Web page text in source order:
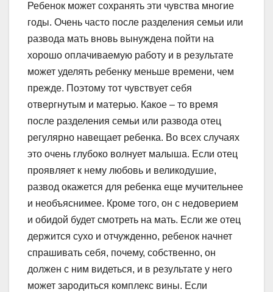
Ребенок может сохранять эти чувства многие
годы. Очень часто после разделения семьи или
развода мать вновь вынуждена пойти на
хорошо оплачиваемую работу и в результате
может уделять ребенку меньше времени, чем
прежде. Поэтому тот чувствует себя
отвергнутым и матерью. Какое – то время
после разделения семьи или развода отец
регулярно навещает ребенка. Во всех случаях
это очень глубоко волнует малыша. Если отец
проявляет к нему любовь и великодушие,
развод окажется для ребенка еще мучительнее
и необъяснимее. Кроме того, он с недоверием
и обидой будет смотреть на мать. Если же отец
держится сухо и отчужденно, ребенок начнет
спрашивать себя, почему, собственно, он
должен с ним видеться, и в результате у него
может зародиться комплекс вины. Если